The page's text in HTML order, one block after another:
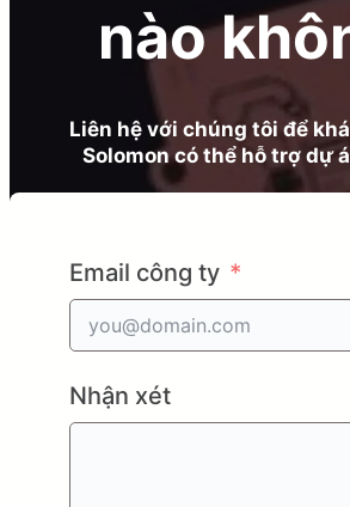
nào
Liên hệ với chúng tôi để
Solomon có thể hỗ trợ dự
Email công ty
Nhận xét